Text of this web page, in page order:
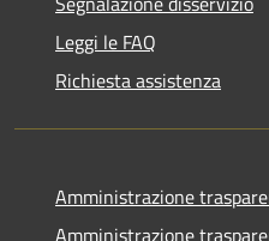
Leggi le FAQ
Richiesta assistenza
Amministrazione
Amministrazione